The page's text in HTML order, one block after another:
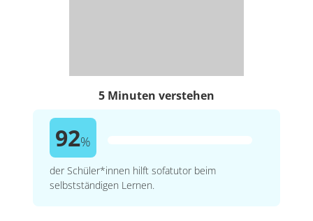
5 Minuten verstehen
92%
der Schüler*innen hilft sofatutor beim
selbstständigen Lernen.